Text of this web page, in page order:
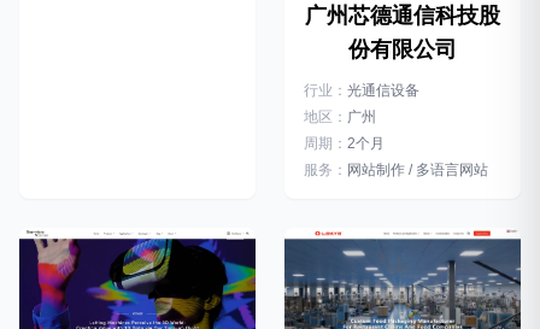
广州芯德通信科技股
份有限公司
行业： 光通信设备
地区： 广州
周期： 2个月
服务： 网站制作 / 多语言网站